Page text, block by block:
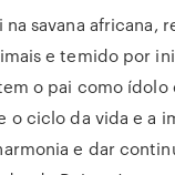
na savana africana,
e temido por
o pai como ídolo
o ciclo da vida e a
e dar